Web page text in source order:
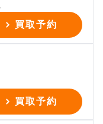
買取予約
買取予約